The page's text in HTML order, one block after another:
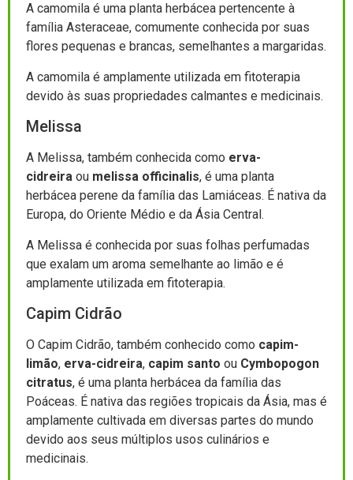
A camomila é uma planta herbácea pertencente à
família Asteraceae, comumente conhecida por suas
flores pequenas e brancas, semelhantes a margaridas.
A camomila é amplamente utilizada em fitoterapia
devido às suas propriedades calmantes e medicinais.
Melissa
A Melissa, também conhecida como erva-
cidreira ou melissa officinalis, é uma planta
herbácea perene da família das Lamiáceas. É nativa da
Europa, do Oriente Médio e da Ásia Central.
A Melissa é conhecida por suas folhas perfumadas
que exalam um aroma semelhante ao limão e é
amplamente utilizada em fitoterapia.
Capim Cidrão
O Capim Cidrão, também conhecido como capim-
limão, erva-cidreira, capim santo ou Cymbopogon
citratus, é uma planta herbácea da família das
Poáceas. É nativa das regiões tropicais da Ásia, mas é
amplamente cultivada em diversas partes do mundo
devido aos seus múltiplos usos culinários e
medicinais.